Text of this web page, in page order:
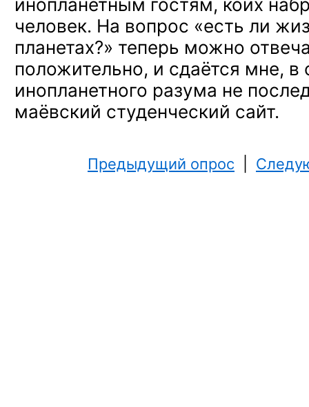
инопланетным гостям, коих
человек. На вопрос «есть ли
планетах?» теперь можно
положительно, и сдаётся мне, в
инопланетного разума не
маёвский студенческий сайт.
Предыдущий опрос